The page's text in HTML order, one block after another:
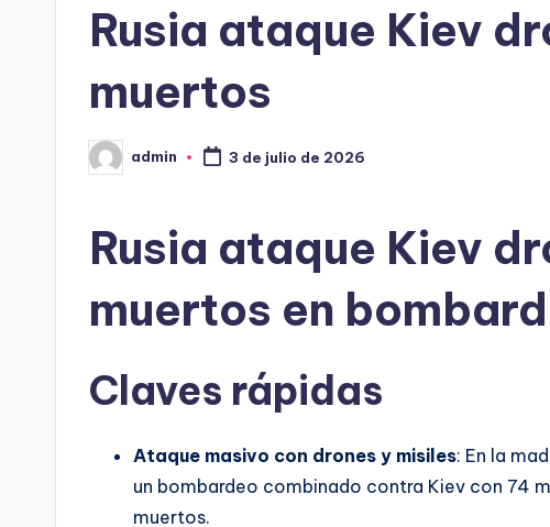
Rusia ataque Kiev
muertos
Publicado
por
admin 3 de julio de 2026
Rusia ataque Kiev
muertos en
Claves rápidas
Ataque masivo con drones y misiles: En la
un bombardeo combinado contra Kiev con 74
muertos.